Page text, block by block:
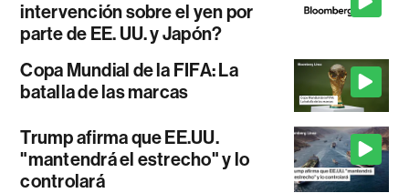
intervención sobre el yen por
parte de EE. UU. y Japón?
Copa Mundial de la FIFA: La
batalla de las marcas
Trump afirma que EE.UU.
"mantendrá el estrecho" y lo
controlará